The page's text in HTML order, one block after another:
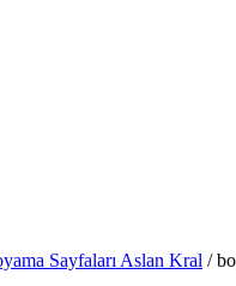
Sayfaları Aslan Kral /